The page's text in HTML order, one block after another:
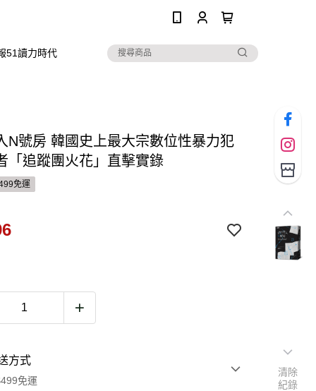
51讀力時代
N號房 韓國史上最大宗數位性暴力犯
「追蹤團火花」直擊實錄
免運
方式
免運
清除
紀錄